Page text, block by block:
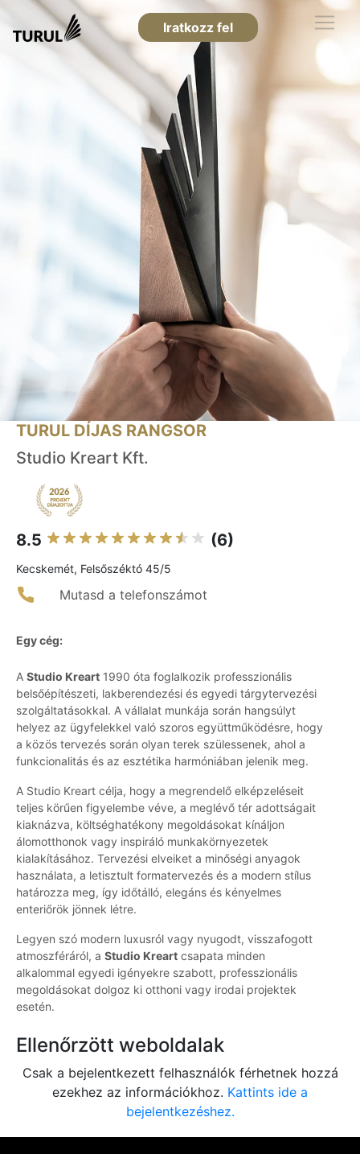
Iratkozz fel
TURUL DÍJAS RANGSOR
Studio Kreart Kft.
8.5 (6)
Kecskemét, Felsőszéktó 45/5
Mutasd a telefonszámot
Egy cég:
A Studio Kreart 1990 óta foglalkozik professzionális
belsőépítészeti, lakberendezési és egyedi tárgytervezési
szolgáltatásokkal. A vállalat munkája során hangsúlyt
helyez az ügyfelekkel való szoros együttműködésre, hogy
a közös tervezés során olyan terek szülessenek, ahol a
funkcionalitás és az esztétika harmóniában jelenik meg.
A Studio Kreart célja, hogy a megrendelő elképzeléseit
teljes körűen figyelembe véve, a meglévő tér adottságait
kiaknázva, költséghatékony megoldásokat kínáljon
álomotthonok vagy inspiráló munkakörnyezetek
kialakításához. Tervezési elveiket a minőségi anyagok
használata, a letisztult formatervezés és a modern stílus
határozza meg, így időtálló, elegáns és kényelmes
enteriőrök jönnek létre.
Legyen szó modern luxusról vagy nyugodt, visszafogott
atmoszféráról, a Studio Kreart csapata minden
alkalommal egyedi igényekre szabott, professzionális
megoldásokat dolgoz ki otthoni vagy irodai projektek
esetén.
Ellenőrzött weboldalak
Csak a bejelentkezett felhasználók férhetnek hozzá
ezekhez az információkhoz. Kattints ide a
bejelentkezéshez.